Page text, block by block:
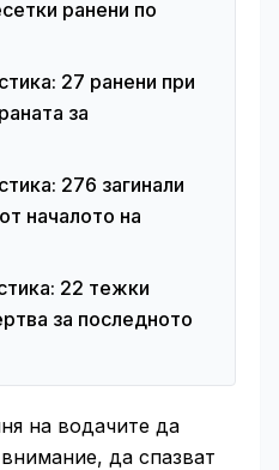
ранени по
27 ранени при
за
276 загинали
началото на
22 тежки
за последното
на водачите да
да спазват